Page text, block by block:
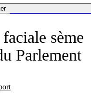
sème
Parlement